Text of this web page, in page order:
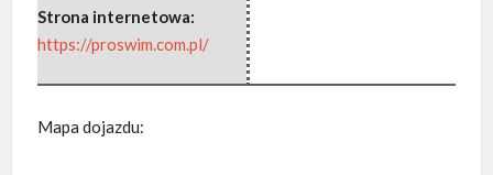
Strona internetowa:
https://proswim.com.pl/
Mapa dojazdu: